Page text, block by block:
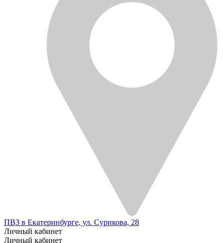
ПВЗ в Екатеринбурге, ул. Сурикова, 28
Личный кабинет
Личный кабинет